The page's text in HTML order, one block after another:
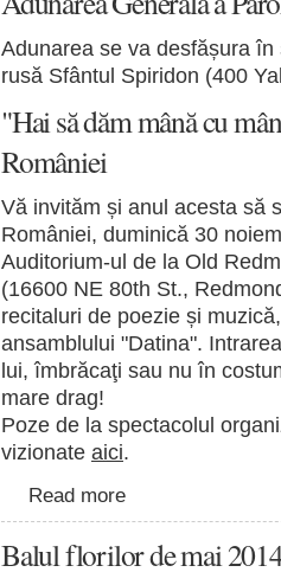
Adunarea se va desfășura
rusă Sfântul Spiridon (400
"Hai să dăm mână cu
României
Vă invităm și anul acesta să
României, duminică 30
Auditorium-ul de la Old
(16600 NE 80th St.,
recitaluri de poezie și
ansamblului "Datina".
lui, îmbrăcaţi sau nu în
mare drag!
Poze de la spectacolul
vizionate aici.
Read more
Balul florilor de mai